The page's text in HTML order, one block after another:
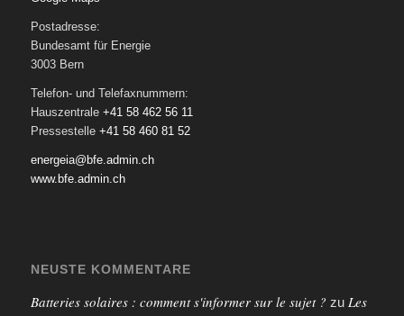
Postadresse:
Bundesamt für Energie
3003 Bern
Telefon- und Telefaxnummern:
Hauszentrale +41 58 462 56 11
Pressestelle +41 58 460 81 52
energeia@bfe.admin.ch
www.bfe.admin.ch
NEUSTE KOMMENTARE
Batteries solaires : comment s'informer sur le sujet ? zu Les